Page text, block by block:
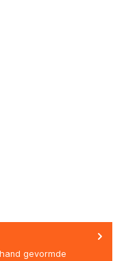
gevormde